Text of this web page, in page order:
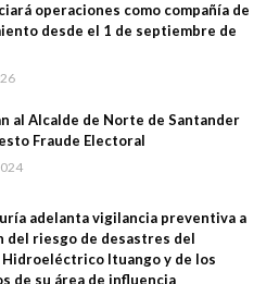
operaciones como compañía de
desde el 1 de septiembre de
al Alcalde de Norte de Santander
Fraude Electoral
adelanta vigilancia preventiva a
del riesgo de desastres del
Ituango y de los
de su área de influencia